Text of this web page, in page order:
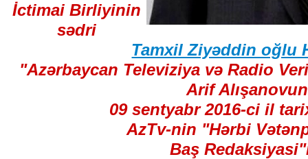
İctimai Birliyinin
sədri
Tamxil Ziyəddin oğlu
"Azərbaycan Televiziya və Radio
Arif Alışanovun
09 sentyabr 2016-ci il
AzTv-nin "Hərbi
Baş